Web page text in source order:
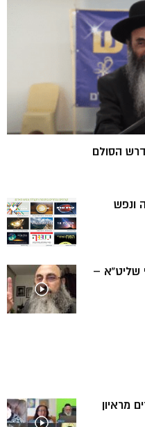
הסולם
ונפש
שליט”א –
מראיון